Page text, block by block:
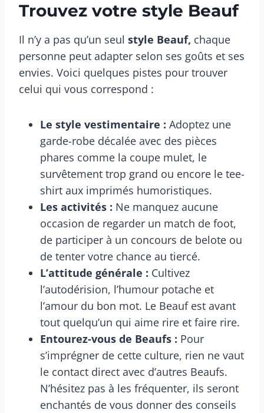
Trouvez votre style Beauf
Il n’y a pas qu’un seul style Beauf, chaque
personne peut adapter selon ses goûts et ses
envies. Voici quelques pistes pour trouver
celui qui vous correspond :
Le style vestimentaire : Adoptez une
garde-robe décalée avec des pièces
phares comme la coupe mulet, le
survêtement trop grand ou encore le tee-
shirt aux imprimés humoristiques.
Les activités : Ne manquez aucune
occasion de regarder un match de foot,
de participer à un concours de belote ou
de tenter votre chance au tiercé.
L’attitude générale : Cultivez
l’autodérision, l’humour potache et
l’amour du bon mot. Le Beauf est avant
tout quelqu’un qui aime rire et faire rire.
Entourez-vous de Beaufs : Pour
s’imprégner de cette culture, rien ne vaut
le contact direct avec d’autres Beaufs.
N’hésitez pas à les fréquenter, ils seront
enchantés de vous donner des conseils